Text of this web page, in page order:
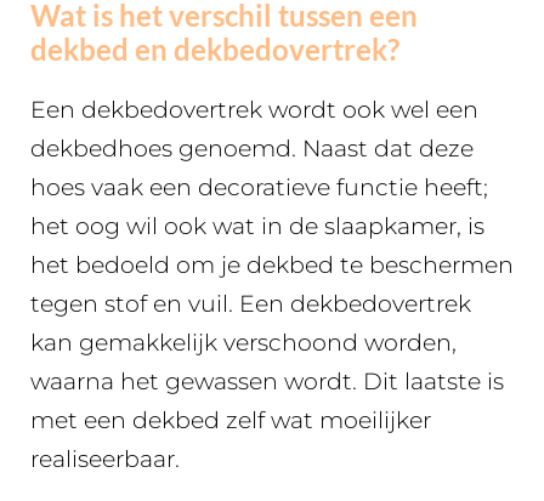
Wat is het verschil tussen een
dekbed en dekbedovertrek?
Een dekbedovertrek wordt ook wel een
dekbedhoes genoemd. Naast dat deze
hoes vaak een decoratieve functie heeft;
het oog wil ook wat in de slaapkamer, is
het bedoeld om je dekbed te beschermen
tegen stof en vuil. Een dekbedovertrek
kan gemakkelijk verschoond worden,
waarna het gewassen wordt. Dit laatste is
met een dekbed zelf wat moeilijker
realiseerbaar.